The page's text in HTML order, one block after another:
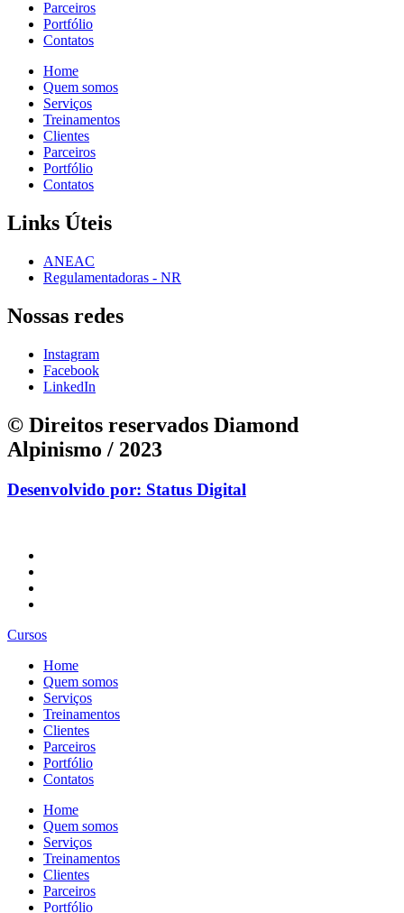
Parceiros
Portfólio
Contatos
Home
Quem somos
Serviços
Treinamentos
Clientes
Parceiros
Portfólio
Contatos
Links Úteis
ANEAC
Regulamentadoras - NR
Nossas redes
Instagram
Facebook
LinkedIn
© Direitos reservados Diamond
Alpinismo / 2023
Desenvolvido por: Status Digital
Cursos
Home
Quem somos
Serviços
Treinamentos
Clientes
Parceiros
Portfólio
Contatos
Home
Quem somos
Serviços
Treinamentos
Clientes
Parceiros
Portfólio